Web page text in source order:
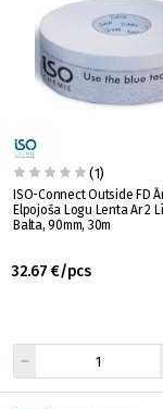
(1)
ISO-Connect Outside FD
Elpojoša Logu Lenta Ar 2
Balta, 90mm, 30m
32.67 €/pcs